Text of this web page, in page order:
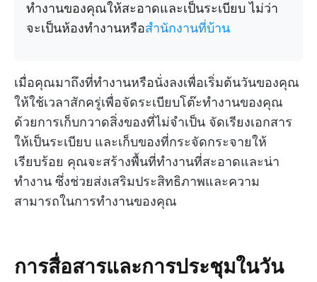
ทำงานของคุณให้สะอาดและเป็นระเบียบ ไม่ว่า
จะเป็นห้องทำงานหรือสำนักงานที่บ้าน
เมื่อคุณมาถึงที่ทำงานหรือนั่งลงเพื่อเริ่มต้นวันของคุณ
ให้ใช้เวลาสักครู่เพื่อจัดระเบียบโต๊ะทำงานของคุณ
ด้วยการเก็บกวาดสิ่งของที่ไม่จำเป็น จัดเรียงเอกสาร
ให้เป็นระเบียบ และเก็บของที่กระจัดกระจายให้
เรียบร้อย คุณจะสร้างพื้นที่ทำงานที่สะอาดและน่า
ทำงาน ซึ่งช่วยส่งเสริมประสิทธิภาพและความ
สามารถในการทำงานของคุณ
การสื่อสารและการประชุมในวัน